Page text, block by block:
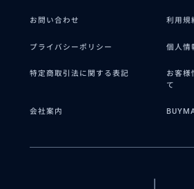
お問い合わせ 利用規
プライバシーポリシー 個人情
特定商取引法に関する表記
お客様
て
会社案内